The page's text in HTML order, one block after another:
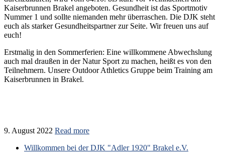
Kaiserbrunnen Brakel angeboten. Gesundheit ist das Sportmotiv
Nummer 1 und sollte niemanden mehr überraschen. Die DJK steht
euch als starker Gesundheitspartner zur Seite. Wir freuen uns auf
euch!
Erstmalig in den Sommerferien: Eine willkommene Abwechslung
auch mal draußen in der Natur Sport zu machen, heißt es von den
Teilnehmern. Unsere Outdoor Athletics Gruppe beim Training am
Kaiserbrunnen in Brakel.
9. August 2022 Read more
Willkommen bei der DJK "Adler 1920" Brakel e.V.